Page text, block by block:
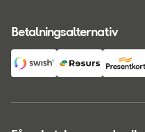
Betalningsalternativ